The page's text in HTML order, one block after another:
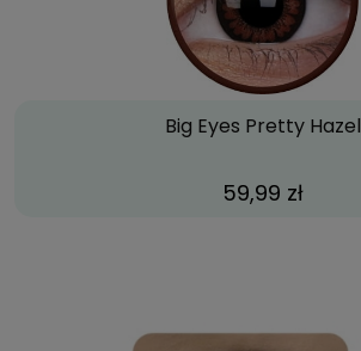
Big Eyes Pretty Hazel
59,99 zł